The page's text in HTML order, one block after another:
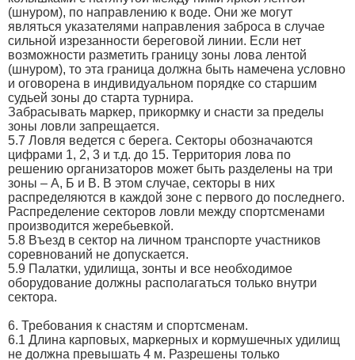
(шнуром), по направлению к воде. Они же могут
являться указателями направления заброса в случае
сильной изрезанности береговой линии. Если нет
возможности разметить границу зоны лова лентой
(шнуром), то эта граница должна быть намечена условно
и оговорена в индивидуальном порядке со старшим
судьей зоны до старта турнира.
Забрасывать маркер, прикормку и снасти за пределы
зоны ловли запрещается.
5.7 Ловля ведется с берега. Секторы обозначаются
цифрами 1, 2, 3 и т.д. до 15. Территория лова по
решению организаторов может быть разделены на три
зоны – А, Б и В. В этом случае, секторы в них
распределяются в каждой зоне с первого до последнего.
Распределение секторов ловли между спортсменами
производится жеребьевкой.
5.8 Въезд в сектор на личном транспорте участников
соревнований не допускается.
5.9 Палатки, удилища, зонты и все необходимое
оборудование должны располагаться только внутри
сектора.
6. Требования к снастям и спортсменам.
6.1 Длина карповых, маркерных и кормушечных удилищ
не должна превышать 4 м. Разрешены только